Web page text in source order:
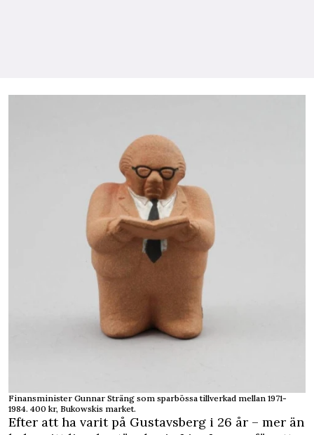
Finansminister Gunnar Sträng som sparbössa tillverkad mellan 1971-
1984. 400 kr, Bukowskis market.
Efter att ha varit på Gustavsberg i 26 år – mer än